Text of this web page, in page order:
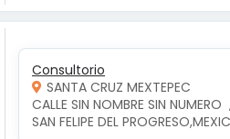
Consultorio
SANTA CRUZ MEXTEPEC
CALLE SIN NOMBRE SIN
SAN FELIPE DEL